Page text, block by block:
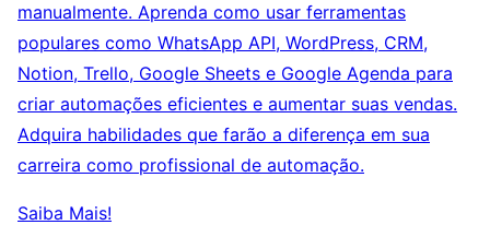
manualmente. Aprenda como usar ferramentas
populares como WhatsApp API, WordPress, CRM,
Notion, Trello, Google Sheets e Google Agenda para
criar automações eficientes e aumentar suas vendas.
Adquira habilidades que farão a diferença em sua
carreira como profissional de automação.
Saiba Mais!